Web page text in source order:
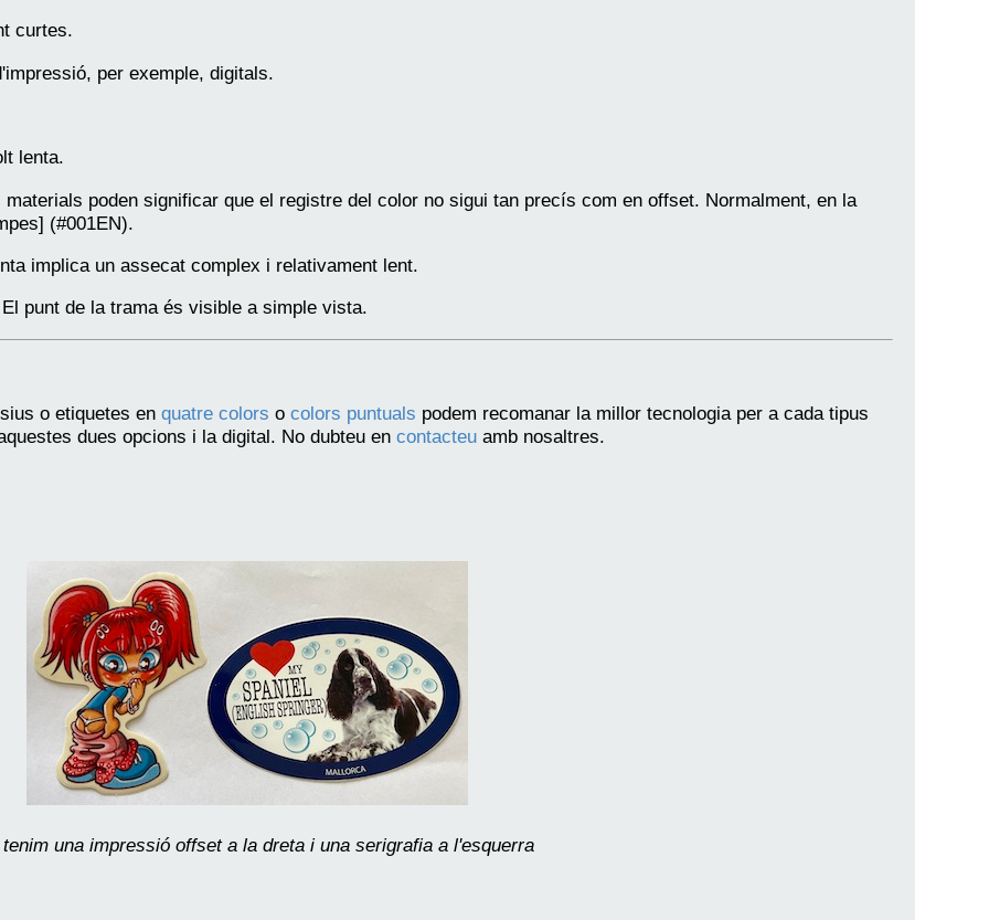
curtes.
per exemple, digitals.
lenta.
poden significar que el registre del color no sigui tan precís com en offset. Normalment, en la
(#001EN).
implica un assecat complex i relativament lent.
punt de la trama és visible a simple vista.
o etiquetes enquatre colors ocolors puntuals podem recomanar la millor tecnologia per a cada tipus
dues opcions i la digital. No dubteu encontacteu amb nosaltres.
una impressió offset a la dreta i una serigrafia a l'esquerra